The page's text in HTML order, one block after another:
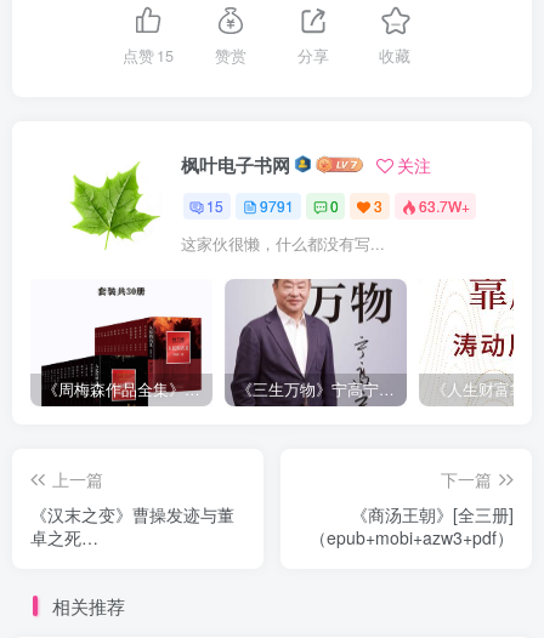
点赞15 赞赏 分享 收藏
枫叶电子书网 关注
15 9791 0 3 63.7W+
这家伙很懒，什么都没有写...
《周梅森作品全集》[共30册] 《三生万物》宁高宁（epub+mobi+azw3+pdf）
上一篇
《汉末之变》曹操发迹与董
卓之死
下一篇
《商汤王朝》[全三册]
（epub+mobi+azw3+pdf）
相关推荐